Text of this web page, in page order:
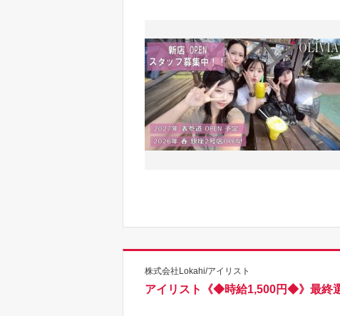
株式会社Lokahi/アイリスト
アイリスト《◆時給1,500円◆》最終